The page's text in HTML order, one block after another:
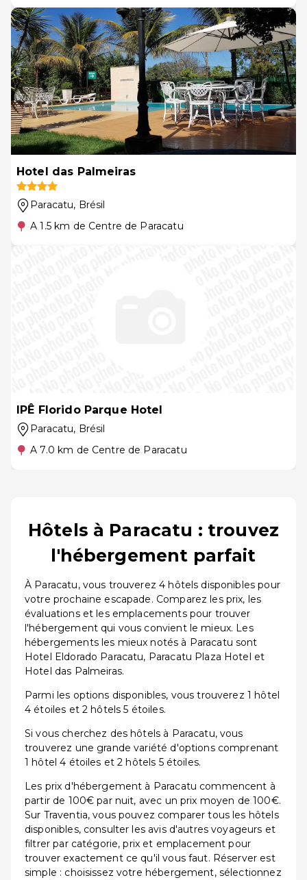
Hotel das Palmeiras
Paracatu, Brésil
A 1.5 km de Centre de Paracatu
IPÊ Florido Parque Hotel
Paracatu, Brésil
A 7.0 km de Centre de Paracatu
Hôtels à Paracatu : trouvez
l'hébergement parfait
À Paracatu, vous trouverez 4 hôtels disponibles pour
votre prochaine escapade. Comparez les prix, les
évaluations et les emplacements pour trouver
l'hébergement qui vous convient le mieux. Les
hébergements les mieux notés à Paracatu sont
Hotel Eldorado Paracatu, Paracatu Plaza Hotel et
Hotel das Palmeiras.
Parmi les options disponibles, vous trouverez 1 hôtel
4 étoiles et 2 hôtels 5 étoiles.
Si vous cherchez des hôtels à Paracatu, vous
trouverez une grande variété d'options comprenant
1 hôtel 4 étoiles et 2 hôtels 5 étoiles.
Les prix d'hébergement à Paracatu commencent à
partir de 100€ par nuit, avec un prix moyen de 100€.
Sur Traventia, vous pouvez comparer tous les hôtels
disponibles, consulter les avis d'autres voyageurs et
filtrer par catégorie, prix et emplacement pour
trouver exactement ce qu'il vous faut. Réserver est
simple : choisissez votre hébergement, sélectionnez